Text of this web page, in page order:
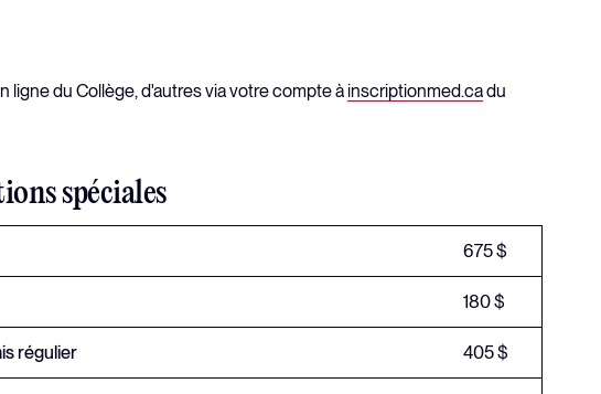
ligne du Collège, d'autres via votre compte àinscriptionmed.cadu
spéciales
675 $
180 $
régulier 405 $